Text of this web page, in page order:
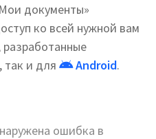
документы»
ко всей нужной вам
, так и для Android.
ошибка в